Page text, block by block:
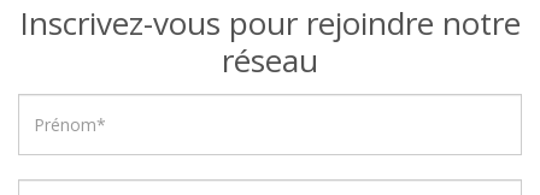
Inscrivez-vous pour rejoindre notre
réseau